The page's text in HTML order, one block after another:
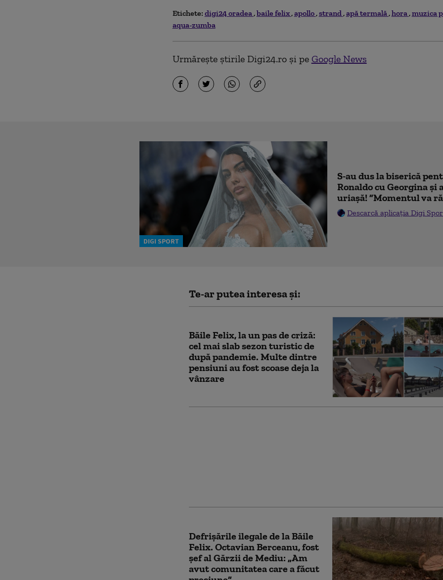
Etichete: digi24 oradea baile felix apollo strand apă termală hora muzica
aqua-zumba
Urmărește știrile Digi24.ro și pe Google News
DIGI SPORT
S-au dus la biserică
Ronaldo cu Georgina și
uriașă! ”Momentul va
Descarcă aplicația Digi
Te-ar putea interesa și:
Băile Felix, la un pas de criză:
cel mai slab sezon turistic de
după pandemie. Multe dintre
pensiuni au fost scoase deja la
vânzare
Defrișările ilegale de la Băile
Felix. Octavian Berceanu, fost
șef al Gărzii de Mediu: „Am
avut comunitatea care a făcut